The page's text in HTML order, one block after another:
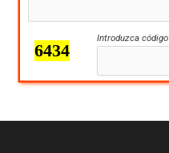
Introduzca código